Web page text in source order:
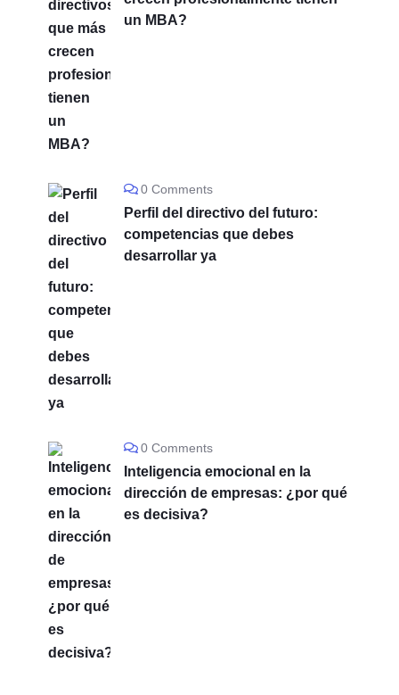
un MBA?
0 Comments
Perfil del directivo del futuro:
competencias que debes
desarrollar ya
0 Comments
Inteligencia emocional en la
dirección de empresas: ¿por qué
es decisiva?